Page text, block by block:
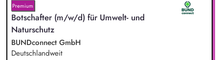
Premium
Botschafter (m/w/d) für Umwelt- und
Naturschutz
BUNDconnect GmbH
Deutschlandweit